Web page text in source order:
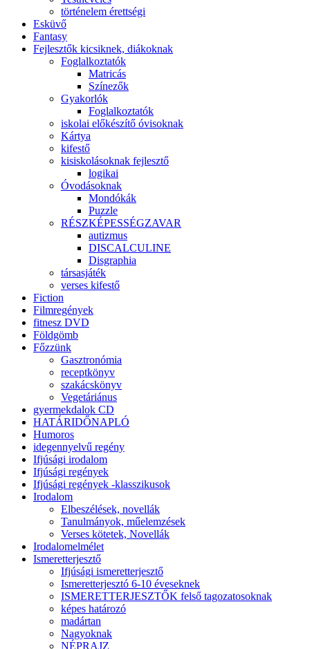
történelem érettségi
Esküvő
Fantasy
Fejlesztők kicsiknek, diákoknak
Foglalkoztatók
Matricás
Színezők
Gyakorlók
Foglalkoztatók
iskolai előkészítő óvisoknak
Kártya
kifestő
kisiskolásoknak fejlesztő
logikai
Óvodásoknak
Mondókák
Puzzle
RÉSZKÉPESSÉGZAVAR
autizmus
DISCALCULINE
Disgraphia
társasjáték
verses kifestő
Fiction
Filmregények
fitnesz DVD
Földgömb
Főzzünk
Gasztronómia
receptkönyv
szakácskönyv
Vegetáriánus
gyermekdalok CD
HATÁRIDŐNAPLÓ
Humoros
idegennyelvű regény
Ifjúsági irodalom
Ifjúsági regények
Ifjúsági regények -klasszikusok
Irodalom
Elbeszélések, novellák
Tanulmányok, műelemzések
Verses kötetek, Novellák
Irodalomelmélet
Ismeretterjesztő
Ifjúsági ismeretterjesztő
Ismeretterjesztó 6-10 éveseknek
ISMERETTERJESZTŐK felső tagozatosoknak
képes határozó
madártan
Nagyoknak
NÉPRAJZ